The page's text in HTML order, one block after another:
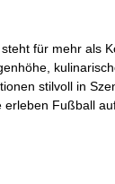
für mehr als
stilvoll in
erleben Fußball